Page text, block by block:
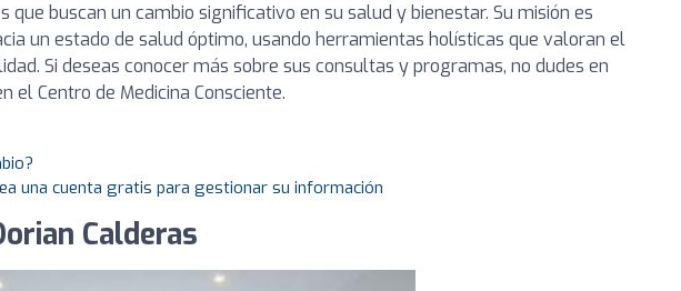
que buscan un cambio significativo en su salud y bienestar. Su misión es
un estado de salud óptimo, usando herramientas holísticas que valoran el
Si deseas conocer más sobre sus consultas y programas, no dudes en
el Centro de Medicina Consciente.
una cuenta gratis para gestionar su información
Calderas